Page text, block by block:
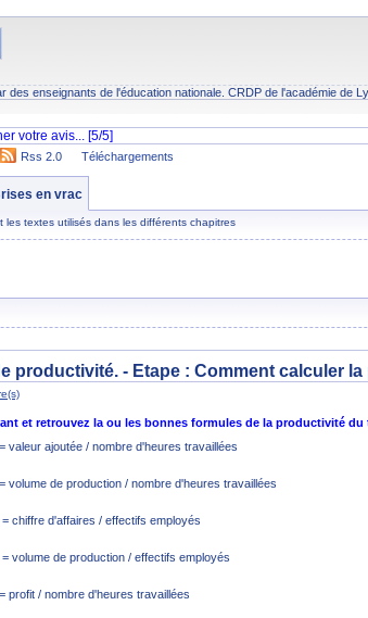
des enseignants de l'éducation nationale. CRDP de l'académie de
Rss 2.0 Téléchargements
en vrac
textes utilisés dans les différents chapitres
productivité. - Etape : Comment calculer
et retrouvez la ou les bonnes formules de la productivité du
valeur ajoutée / nombre d'heures travaillées
volume de production / nombre d'heures travaillées
chiffre d'affaires / effectifs employés
volume de production / effectifs employés
profit / nombre d'heures travaillées